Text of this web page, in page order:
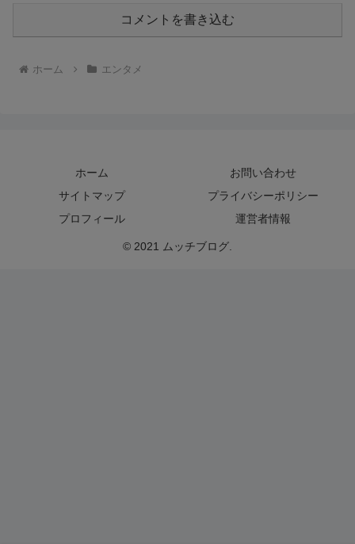
コメントを書き込む
ホーム エンタメ
ホーム
お問い合わせ
サイトマップ
プライバシーポリシー
プロフィール
運営者情報
© 2021 ムッチブログ.